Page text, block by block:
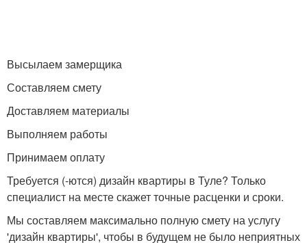
Высылаем замерщика
Составляем смету
Доставляем материалы
Выполняем работы
Принимаем оплату
Требуется (-ются) дизайн квартиры в Туле? Только
специалист на месте скажет точные расценки и сроки.
Мы составляем максимально полную смету на услугу
'дизайн квартиры', чтобы в будущем не было неприятных